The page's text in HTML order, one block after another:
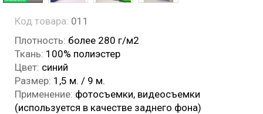
Код товара: 011
Плотность: более 280 г/м2
Ткань: 100% полиэстер
Цвет: синий
Размер: 1,5 м. / 9 м.
Применение: фотосъемки, видеосъемки
(используется в качестве заднего фона)